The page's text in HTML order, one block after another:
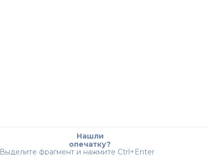
Нашли
опечатку?
Выделите фрагмент и нажмите Ctrl+Enter